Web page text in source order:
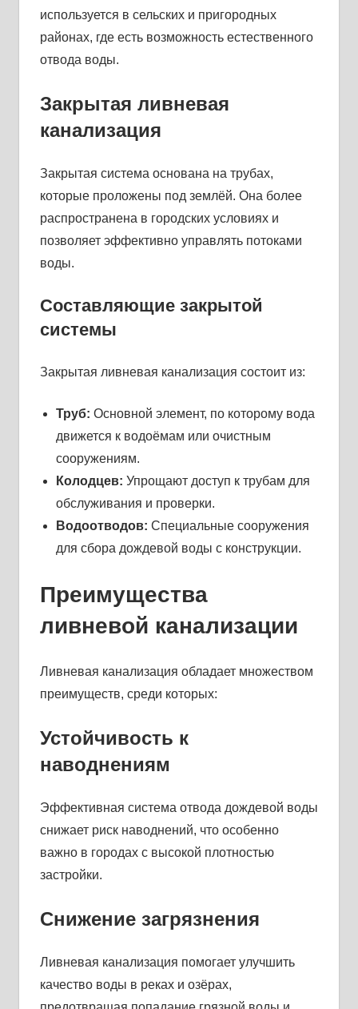
используется в сельских и пригородных
районах, где есть возможность естественного
отвода воды.
Закрытая ливневая
канализация
Закрытая система основана на трубах,
которые проложены под землёй. Она более
распространена в городских условиях и
позволяет эффективно управлять потоками
воды.
Составляющие закрытой
системы
Закрытая ливневая канализация состоит из:
Труб: Основной элемент, по которому вода
движется к водоёмам или очистным
сооружениям.
Колодцев: Упрощают доступ к трубам для
обслуживания и проверки.
Водоотводов: Специальные сооружения
для сбора дождевой воды с конструкции.
Преимущества
ливневой канализации
Ливневая канализация обладает множеством
преимуществ, среди которых:
Устойчивость к
наводнениям
Эффективная система отвода дождевой воды
снижает риск наводнений, что особенно
важно в городах с высокой плотностью
застройки.
Снижение загрязнения
Ливневая канализация помогает улучшить
качество воды в реках и озёрах,